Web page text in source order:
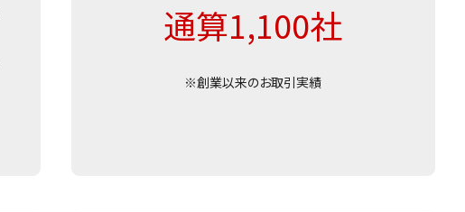
通算1,100社
※創業以来のお取引実績